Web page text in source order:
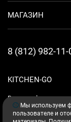
KITCHEN-GO
Ваш комфорт - дело
МАГАЗИН
8 (812) 982-11-
Мы используем
пользователе и